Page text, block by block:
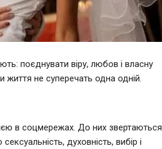
поєднувати віру, любов і власну
життя не суперечать одна одній.
в соцмережах. До них звертаються
духовність, вибір і